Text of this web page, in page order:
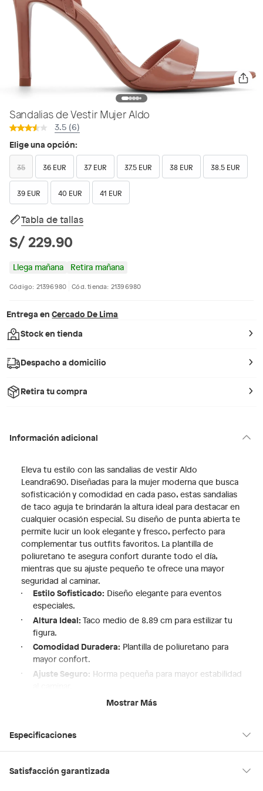
Sandalias de Vestir Mujer Aldo
3.5 (6)
Elige una opción:
35 36 EUR 37 EUR 37.5 EUR 38 EUR 38.5 EUR
39 EUR 40 EUR 41 EUR
Tabla de tallas
S/ 229.90
Llega mañana Retira mañana
Código: 21396980 Cód. tienda: 21396980
Entrega en Cercado De Lima
Stock en tienda
Despacho a domicilio
Retira tu compra
Información adicional
Eleva tu estilo con las sandalias de vestir Aldo
Leandra690. Diseñadas para la mujer moderna que busca
sofisticación y comodidad en cada paso, estas sandalias
de taco aguja te brindarán la altura ideal para destacar en
cualquier ocasión especial. Su diseño de punta abierta te
permite lucir un look elegante y fresco, perfecto para
complementar tus outfits favoritos. La plantilla de
poliuretano te asegura confort durante todo el día,
mientras que su ajuste pequeño te ofrece una mayor
seguridad al caminar.
Estilo Sofisticado: Diseño elegante para eventos
especiales.
Altura Ideal: Taco medio de 8.89 cm para estilizar tu
figura.
Comodidad Duradera: Plantilla de poliuretano para
mayor confort.
Ajuste Seguro: Horma pequeña para mayor estabilidad
Perfectas para combinar con diversos
Mostrar Más
Especificaciones
Hecho en
Satisfacción garantizada